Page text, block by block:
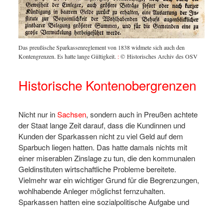
Das preußische Sparkassenreglement von 1838 widmete sich auch den
Kontengrenzen. Es hatte lange Gültigkeit. :© Historisches Archiv des OSV
Historische Kontenobergrenzen
Nicht nur inSachsen, sondern auch in Preußen achtete
der Staat lange Zeit darauf, dass die Kundinnen und
Kunden der Sparkassen nicht zu viel Geld auf dem
Sparbuch liegen hatten. Das hatte damals nichts mit
einer miserablen Zinslage zu tun, die den kommunalen
Geldinstituten wirtschaftliche Probleme bereitete.
Vielmehr war ein wichtiger Grund für die Begrenzungen,
wohlhabende Anleger möglichst fernzuhalten.
Sparkassen hatten eine sozialpolitische Aufgabe und